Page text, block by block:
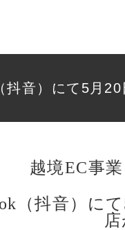
抖音）にて5月
越境EC事
（抖音）に